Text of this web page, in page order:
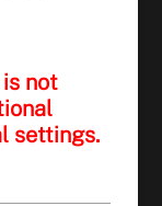
not
settings.